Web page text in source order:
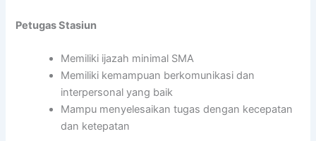
Petugas Stasiun
Memiliki ijazah minimal SMA
Memiliki kemampuan berkomunikasi dan
interpersonal yang baik
Mampu menyelesaikan tugas dengan kecepatan
dan ketepatan